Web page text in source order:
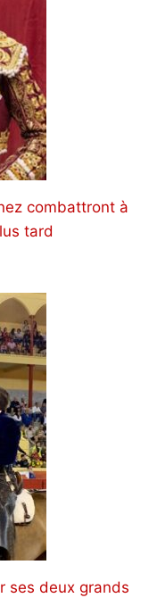
combattront à
tard
ses deux grands